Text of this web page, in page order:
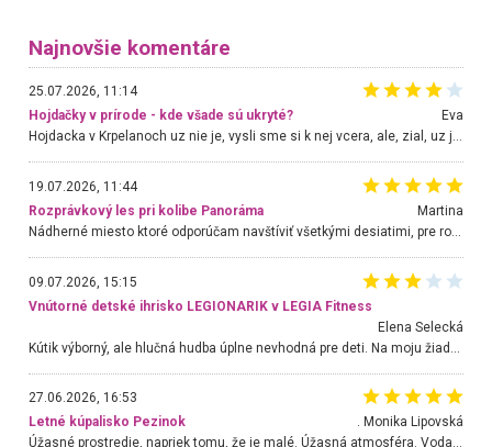
Najnovšie komentáre
25.07.2026, 11:14
Hojdačky v prírode - kde všade sú ukryté?
Eva
Hojdacka v Krpelanoch uz nie je, vysli sme si k nej vcera, ale, zial, uz je znicena. Ak sem planujete cestu len kvoli hojdacke, mozete si ju usetrit. Krasny vyhlad je tu vsak aj bez hojdacky :-)
19.07.2026, 11:44
Rozprávkový les pri kolibe Panoráma
Martina
Nádherné miesto ktoré odporúčam navštíviť všetkými desiatimi, pre rodiny s deťmi, dôchodcom... Proste a jednoducho ozaj rozprávkový les.. určite ešte prídeme. Odniesli sme si na pamiatku krásne tričká,
09.07.2026, 15:15
Vnútorné detské ihrisko LEGIONARIK v LEGIA Fitness
Elena Selecká
27.06.2026, 16:53
Letné kúpalisko Pezinok
. Monika Lipovská
Úžasné prostredie, napriek tomu, že je malé. Úžasná atmosféra. Voda fantastická a nádherná. Ľudí je pomerne veľa, ale su mili a ohľaduplní. Je veľmi zaujímavé sledovať, ako dokážu spolu športovať cudzí ľudia a bez ohľadu na vek. Vládne tu pohoda. Vnuka neviem dostať z vody. Ďakujem za krásny deň . Urcite sa sem vrátim. Jediný problém je s parkovaním, ale aj ten sa mi podarilo vyriešiť. Monika Bratislava